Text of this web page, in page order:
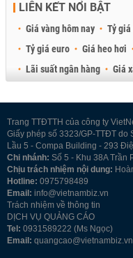
LIÊN KẾT NỔI BẬT
Giá vàng hôm nay Tỷ
Tỷ giá euro
Giá heo hơi
Lãi suất ngân hàng
Giá
Trang TTĐTTH của công ty
Giấy phép số 3323/GP-TTĐT do
Lầu 5 - Compa Building - 293
Chi nhánh: Số 5 - Khu 38A Trần
Chịu trách nhiệm nội dung:
Hotline: 0975798489
Email: info@vietnambiz.vn
Trách nhiệm về thông tin
DỊCH VỤ QUẢNG CÁO
Tel: 0931589222 (Ms Ngọc)
Email: quangcao@vietnambiz.vn